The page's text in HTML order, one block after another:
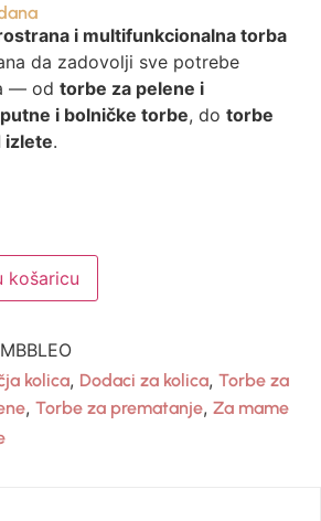
i multifunkcionalna torba
da zadovolji sve potrebe
— odtorbe za pelene i
putne i bolničke torbe, dotorbe
izlete.
košaricu
kolica, Dodaci za kolica,Torbe za
,Torbe za prematanje,Za mame